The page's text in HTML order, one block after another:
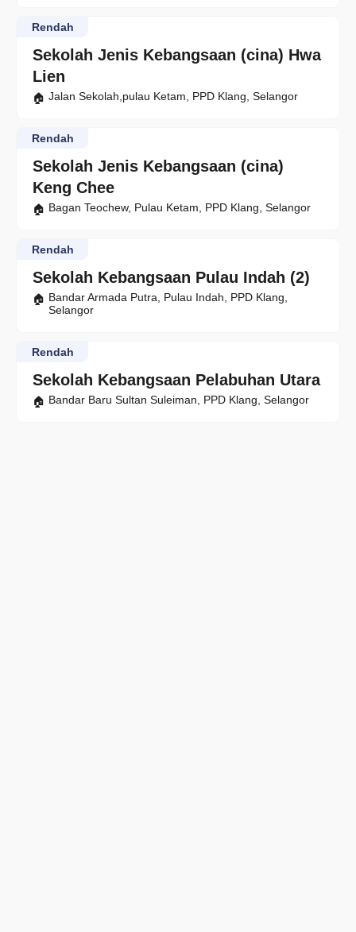
Sekolah Jenis Kebangsaan (cina) Hwa
Lien
Rendah
Jalan Sekolah,pulau Ketam, PPD Klang, Selangor
Sekolah Jenis Kebangsaan (cina)
Keng Chee
Rendah
Bagan Teochew, Pulau Ketam, PPD Klang, Selangor
Sekolah Kebangsaan Pulau Indah (2)
Rendah
Bandar Armada Putra, Pulau Indah, PPD Klang,
Selangor
Sekolah Kebangsaan Pelabuhan Utara
Rendah
Bandar Baru Sultan Suleiman, PPD Klang, Selangor